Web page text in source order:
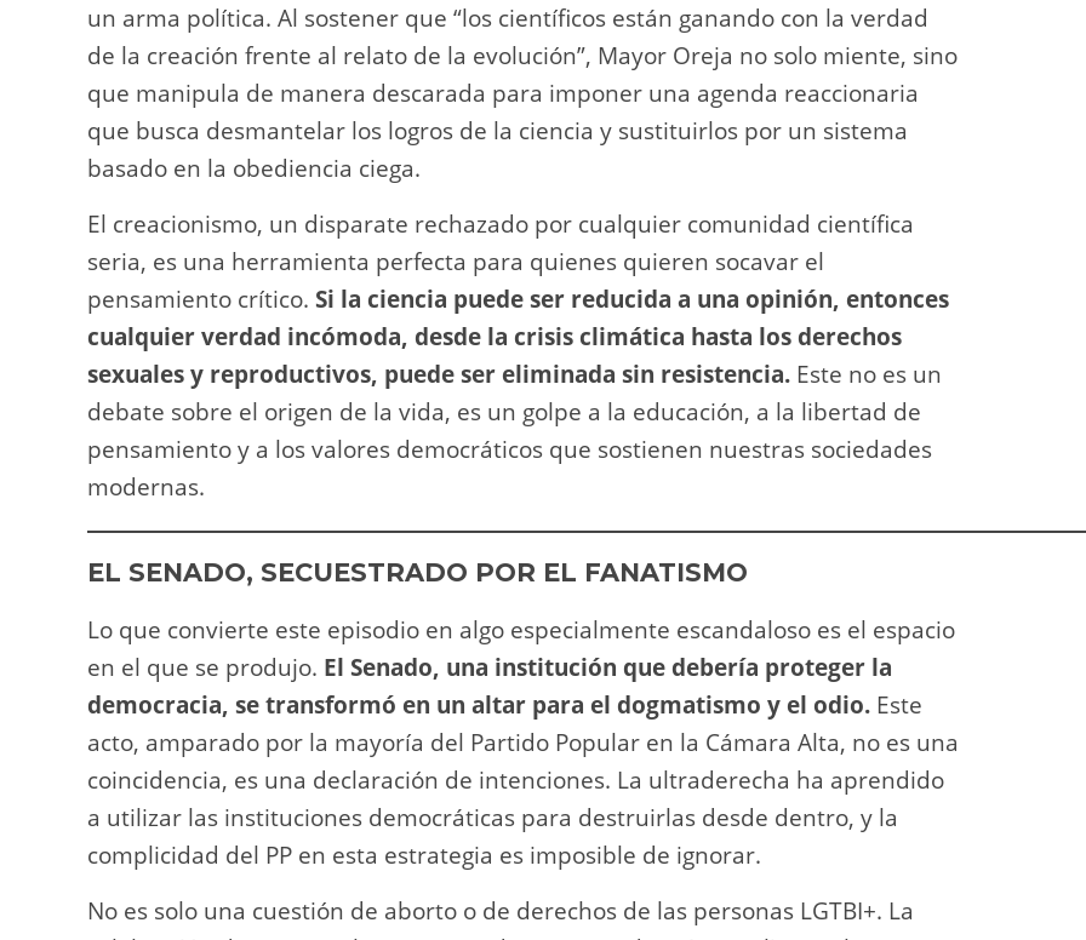
un arma política. Al sostener que “los científicos están ganando con la verdad
de la creación frente al relato de la evolución”, Mayor Oreja no solo miente, sino
que manipula de manera descarada para imponer una agenda reaccionaria
que busca desmantelar los logros de la ciencia y sustituirlos por un sistema
basado en la obediencia ciega.
El creacionismo, un disparate rechazado por cualquier comunidad científica
seria, es una herramienta perfecta para quienes quieren socavar el
pensamiento crítico. Si la ciencia puede ser reducida a una opinión, entonces
cualquier verdad incómoda, desde la crisis climática hasta los derechos
sexuales y reproductivos, puede ser eliminada sin resistencia. Este no es un
debate sobre el origen de la vida, es un golpe a la educación, a la libertad de
pensamiento y a los valores democráticos que sostienen nuestras sociedades
modernas.
EL SENADO, SECUESTRADO POR EL FANATISMO
Lo que convierte este episodio en algo especialmente escandaloso es el espacio
en el que se produjo. El Senado, una institución que debería proteger la
democracia, se transformó en un altar para el dogmatismo y el odio. Este
acto, amparado por la mayoría del Partido Popular en la Cámara Alta, no es una
coincidencia, es una declaración de intenciones. La ultraderecha ha aprendido
a utilizar las instituciones democráticas para destruirlas desde dentro, y la
complicidad del PP en esta estrategia es imposible de ignorar.
No es solo una cuestión de aborto o de derechos de las personas LGTBI+. La